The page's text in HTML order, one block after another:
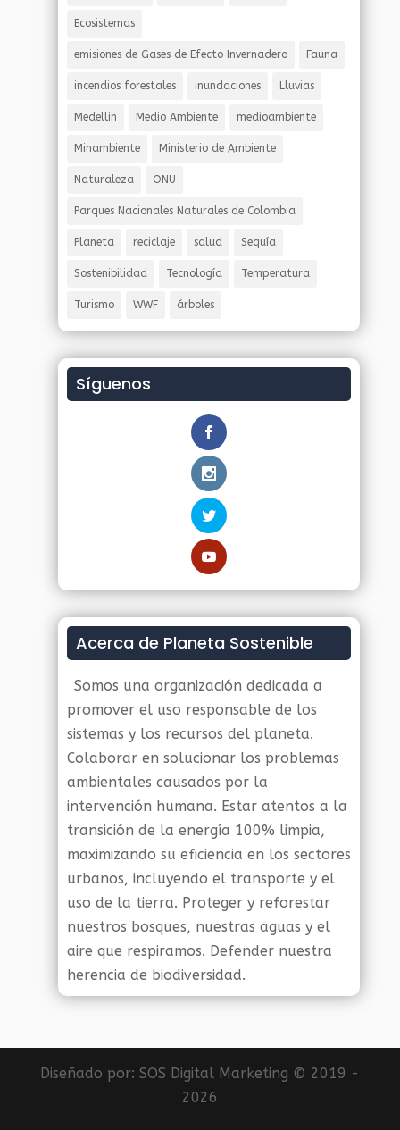
Ecosistemas
emisiones de Gases de Efecto Invernadero Fauna
incendios forestales inundaciones Lluvias
Medellin Medio Ambiente medioambiente
Minambiente Ministerio de Ambiente
Naturaleza ONU
Parques Nacionales Naturales de Colombia
Planeta reciclaje salud Sequía
Sostenibilidad Tecnología Temperatura
Turismo WWF árboles
Síguenos
Acerca de Planeta Sostenible
Somos una organización dedicada a
promover el uso responsable de los
sistemas y los recursos del planeta.
Colaborar en solucionar los problemas
ambientales causados por la
intervención humana. Estar atentos a la
transición de la energía 100% limpia,
maximizando su eficiencia en los sectores
urbanos, incluyendo el transporte y el
uso de la tierra. Proteger y reforestar
nuestros bosques, nuestras aguas y el
aire que respiramos. Defender nuestra
herencia de biodiversidad.
Diseñado por:SOS Digital Marketing © 2019 -
2026